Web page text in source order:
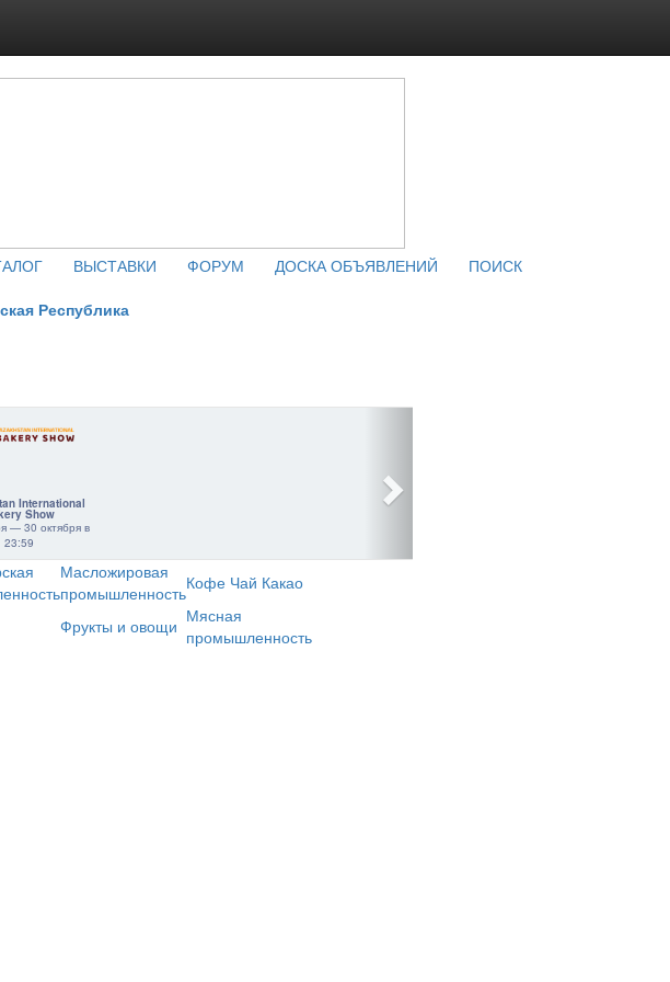
ВЫСТАВКИ ФОРУМ ДОСКА ОБЪЯВЛЕНИЙ
ПОИСК
Республика
International
Show
— 30 октября в
23:59
Масложировая
промышленностьКофе Чай Какао
Фрукты и овощи Мясная
промышленность